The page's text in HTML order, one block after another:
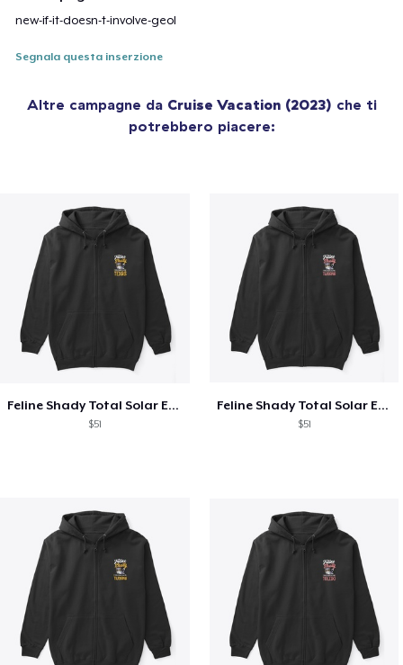
new-if-it-doesn-t-involve-geol
Segnala questa inserzione
Altre campagne da Cruise Vacation (2023) che ti
potrebbero piacere:
Feline Shady Total Solar Eclipse Texas
$51
Feline Shady Total Solar Eclipse Tijuana
$51